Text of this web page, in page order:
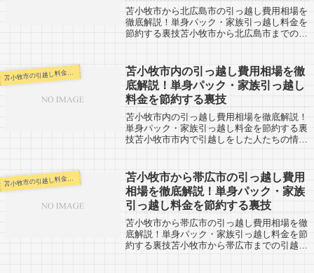
苫小牧市から北広島市の引っ越し費用相場を
徹底解説！単身パック・家族引っ越し料金を
節約する裏技苫小牧市から北広島市までの引
のある人も参考に。苫小牧市から北広島市
へ...
苫小牧市の引越し料金・代金相場・見積り情報
苫小牧市内の引っ越し費用相場を徹
底解説！単身パック・家族引っ越し
料金を節約する裏技
苫小牧市内の引っ越し費用相場を徹底解説！
単身パック・家族引っ越し料金を節約する裏
技苫小牧市市内で引越しをした人たちの情報
さい。苫小牧市市内の引越しなので基本的
に...
苫小牧市の引越し料金・代金相場・見積り情報
苫小牧市から帯広市の引っ越し費用
相場を徹底解説！単身パック・家族
引っ越し料金を節約する裏技
苫小牧市から帯広市の引っ越し費用相場を徹
底解説！単身パック・家族引っ越し料金を節
約する裏技苫小牧市から帯広市までの引越申